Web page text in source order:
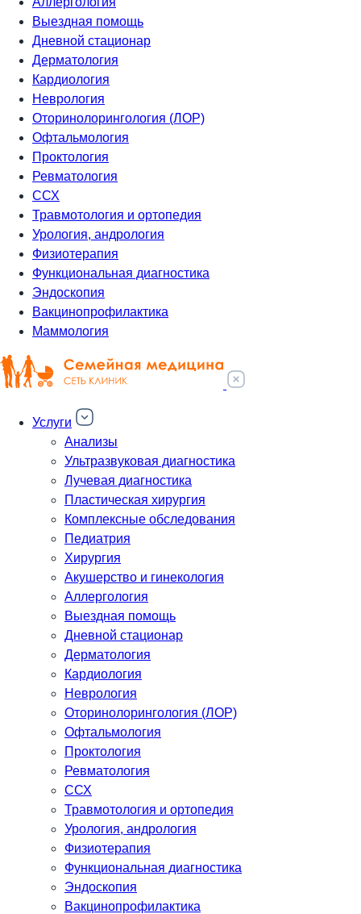
Выездная помощь
Дневной стационар
Дерматология
Кардиология
Неврология
Оторинолорингология (ЛОР)
Офтальмология
Проктология
Ревматология
ССХ
Травмотология и ортопедия
Урология, андрология
Физиотерапия
Функциональная диагностика
Эндоскопия
Вакцинопрофилактика
Маммология
Услуги
Анализы
Ультразвуковая диагностика
Лучевая диагностика
Пластическая хирургия
Комплексные обследования
Педиатрия
Хирургия
Акушерство и гинекология
Аллергология
Выездная помощь
Дневной стационар
Дерматология
Кардиология
Неврология
Оторинолорингология (ЛОР)
Офтальмология
Проктология
Ревматология
ССХ
Травмотология и ортопедия
Урология, андрология
Физиотерапия
Функциональная диагностика
Эндоскопия
Вакцинопрофилактика